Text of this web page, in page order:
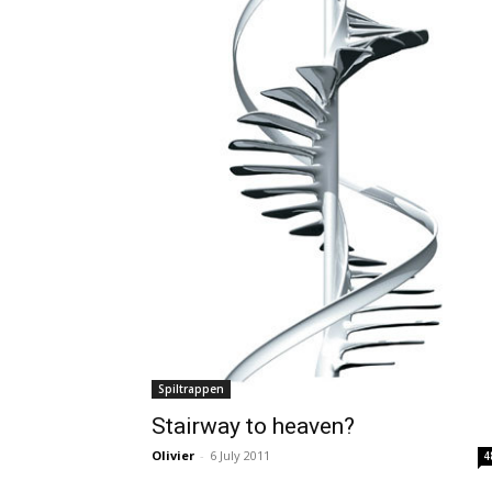
Spiltrappen
Stairway to heaven?
Olivier - 6 July 2011